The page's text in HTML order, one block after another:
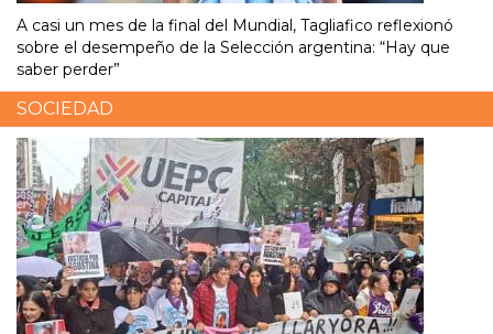
A casi un mes de la final del Mundial, Tagliafico reflexionó
sobre el desempeño de la Selección argentina: “Hay que
saber perder”
SOCIEDAD